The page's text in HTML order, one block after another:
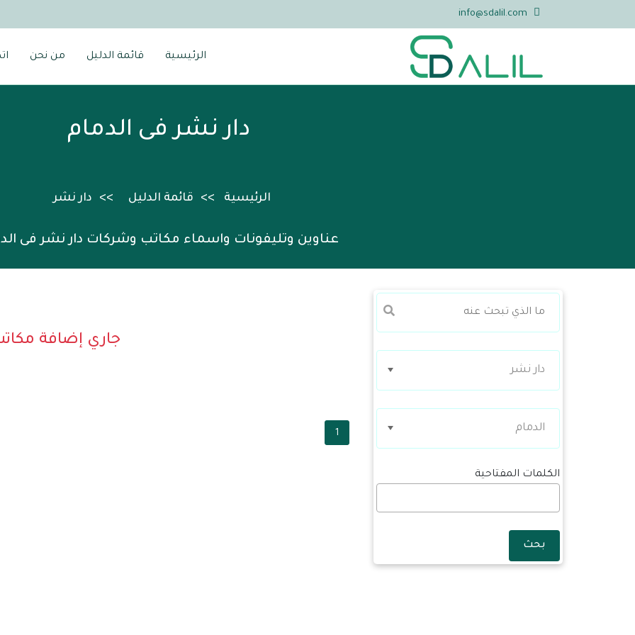
info@sdalil.com
الرئيسية قائمة الدليل من نحن
دار نشر فى الدمام
الرئيسية قائمة الدليل دار نشر
عناوين وتليفونات واسماء مكاتب وشركات دار نشر فى
دار نشر
الدمام
الكلمات المفتاحية
بحث
جاري إضافة
1